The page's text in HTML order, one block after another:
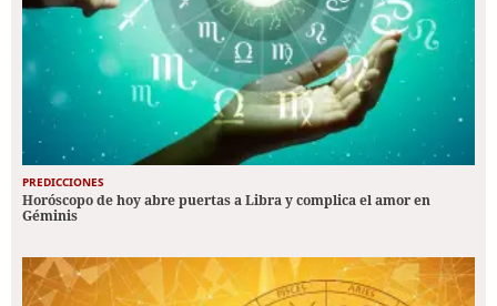
PREDICCIONES
Horóscopo de hoy abre puertas a Libra y complica el amor en
Géminis